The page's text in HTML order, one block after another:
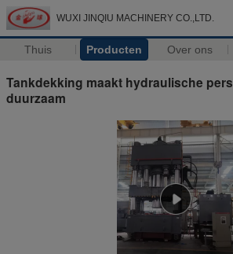
WUXI JINQIU MACHINERY CO.,LTD.
Thuis Producten Over ons
Tankdekking maakt hydraulische
duurzaam